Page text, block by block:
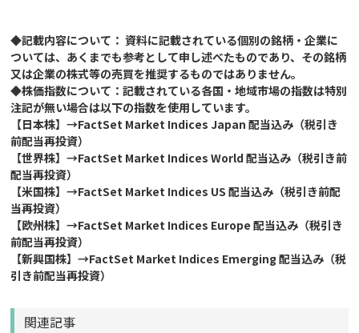
◆記載内容について： 資料に記載されている個別の銘柄・企業に
ついては、あくまでも参考として申し述べたものであり、その銘柄
又は企業の株式等の売買を推奨するものではありません。
◆株価指数について：記載されている各国・地域市場の指数は特別
注記が無い場合は以下の指数を使用しています。
【日本株】→FactSet Market Indices Japan 配当込み（税引き
前配当再投資）
【世界株】→FactSet Market Indices World 配当込み（税引き前
配当再投資）
【米国株】→FactSet Market Indices US 配当込み（税引き前配
当再投資）
【欧州株】→FactSet Market Indices Europe 配当込み（税引き
前配当再投資）
【新興国株】→FactSet Market Indices Emerging 配当込み（税
引き前配当再投資）
関連記事